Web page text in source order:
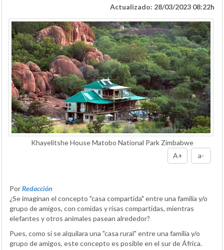
Actualizado: 28/03/2023 08:22h
Khayelitshe House Matobo National Park Zimbabwe
A+
a-
PorRedacción
¿Se imaginan el concepto "casa compartida" entre una familia y/o
grupo de amigos, con comidas y risas compartidas, mientras
elefantes y otros animales pasean alrededor?
Pues, como si se alquilara una "casa rural" entre una familia y/o
grupo de amigos, este concepto es posible en el sur de África.